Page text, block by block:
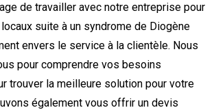
de travailler avec notre entreprise pour
suite à un syndrome de Diogène
envers le service à la clientèle. Nous
pour comprendre vos besoins
trouver la meilleure solution pour votre
également vous offrir un devis